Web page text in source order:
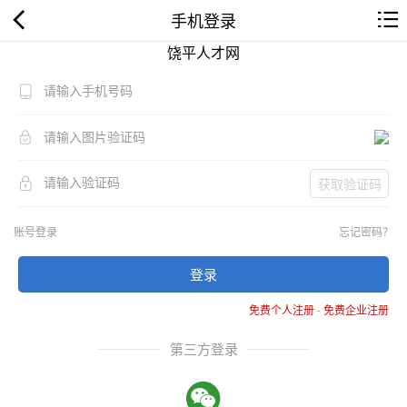
手机登录
饶平人才网
获取验证码
账号登录 忘记密码？
登录
免费个人注册-免费企业注册
第三方登录